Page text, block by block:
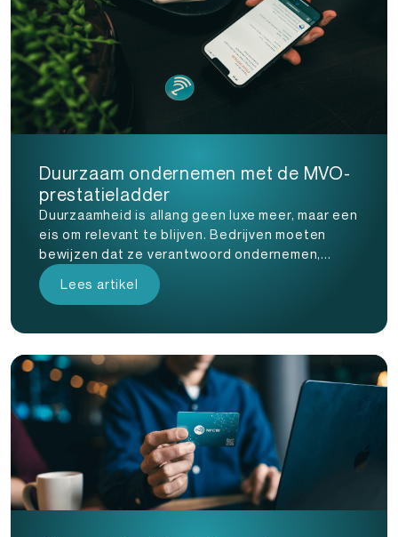
Duurzaam ondernemen met de MVO-
prestatieladder
Duurzaamheid is allang geen luxe meer, maar een
eis om relevant te blijven. Bedrijven moeten
bewijzen dat ze verantwoord ondernemen,...
Lees artikel